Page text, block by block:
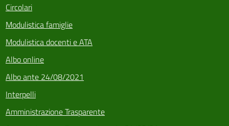
Circolari
Modulistica famiglie
Modulistica docenti e ATA
Albo online
Albo ante 24/08/2021
Interpelli
Amministrazione Trasparente